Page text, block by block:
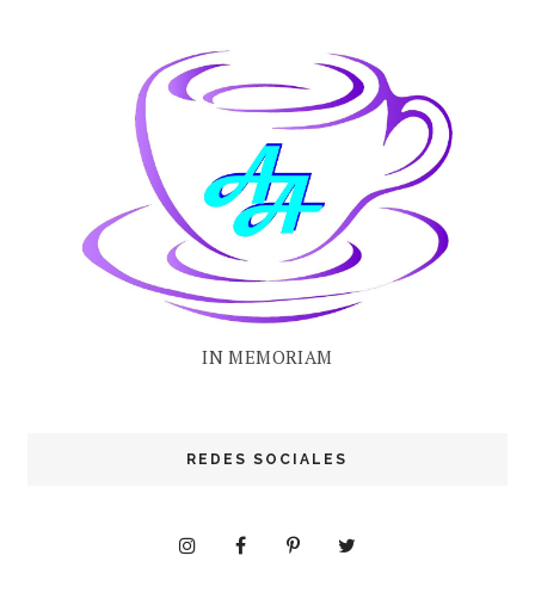
IN MEMORIAM
REDES SOCIALES